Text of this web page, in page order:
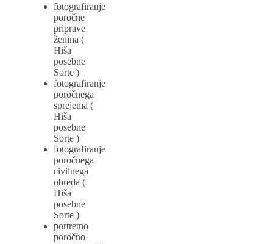
fotografiranje
poročne
priprave
ženina (
Hiša
posebne
Sorte )
fotografiranje
poročnega
sprejema (
Hiša
posebne
Sorte )
fotografiranje
poročnega
civilnega
obreda (
Hiša
posebne
Sorte )
portretno
poročno